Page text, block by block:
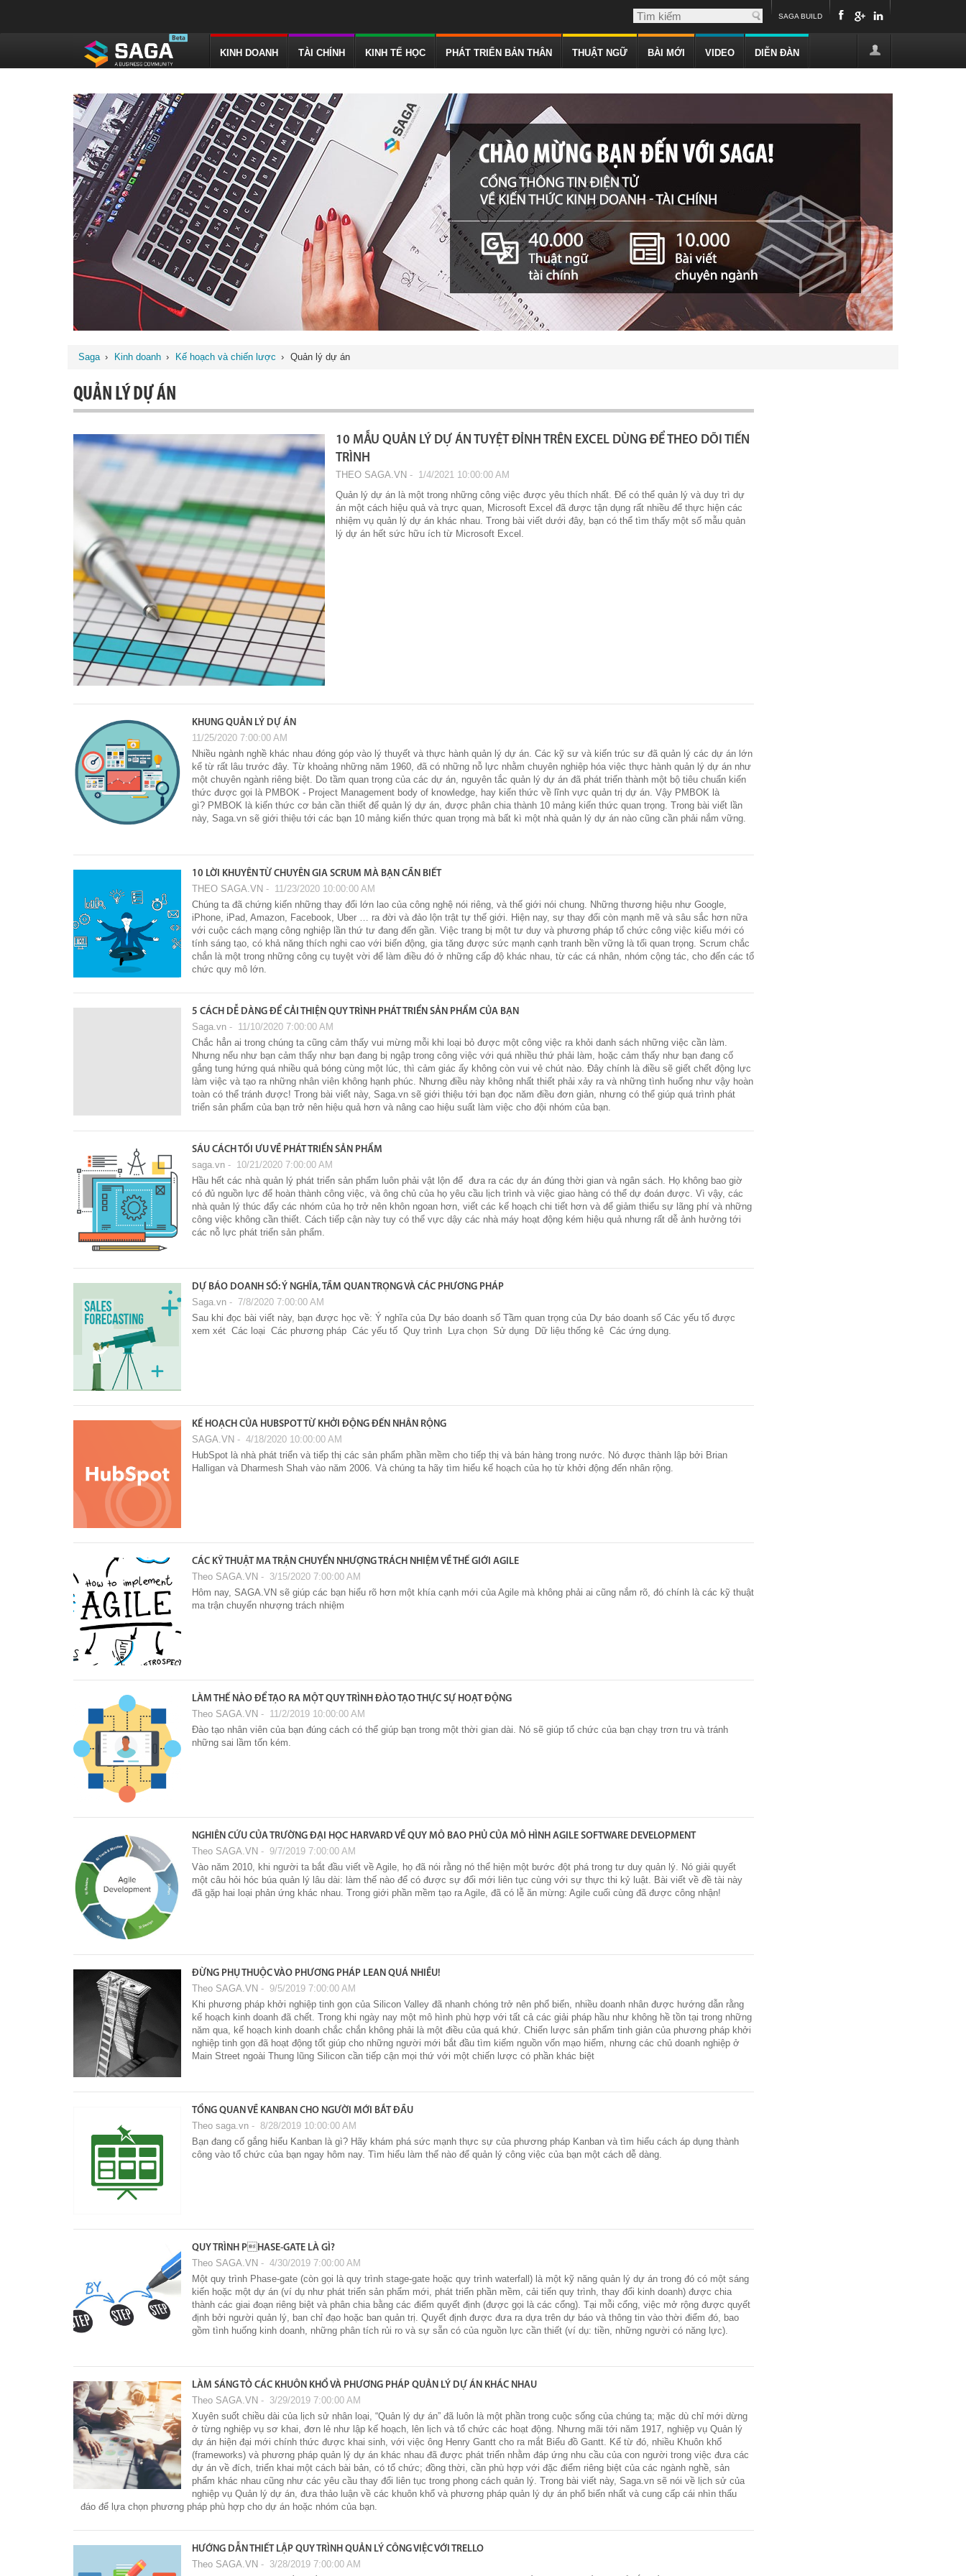
SAGA BUILD
KINH DOANH TÀI CHÍNH KINH TẾ HỌC PHÁT TRIỂN BẢN THÂN THUẬT NGỮ BÀI MỚI VIDEO DIỄN ĐÀN
Saga › Kinh doanh › Kế hoạch và chiến lược › Quản lý dự án
QUẢN LÝ DỰ ÁN
10 MẪU QUẢN LÝ DỰ ÁN TUYỆT ĐỈNH TRÊN EXCEL DÙNG ĐỂ THEO DÕI TIẾN
TRÌNH
THEO SAGA.VN ‐ 1/4/2021 10:00:00 AM
Quản lý dự án là một trong những công việc được yêu thích nhất. Để có thể quản lý và duy trì dự
án một cách hiệu quả và trực quan, Microsoft Excel đã được tận dụng rất nhiều để thực hiện các
nhiệm vụ quản lý dự án khác nhau. Trong bài viết dưới đây, bạn có thể tìm thấy một số mẫu quản
lý dự án hết sức hữu ích từ Microsoft Excel.
KHUNG QUẢN LÝ DỰ ÁN
11/25/2020 7:00:00 AM
Nhiều ngành nghề khác nhau đóng góp vào lý thuyết và thực hành quản lý dự án. Các kỹ sư và kiến ​​trúc sư đã quản lý các dự án lớn
kể từ rất lâu trước đây. Từ khoảng những năm 1960, đã có những nỗ lực nhằm chuyên nghiệp hóa việc thực hành quản lý dự án như
một chuyên ngành riêng biệt. Do tầm quan trọng của các dự án, nguyên tắc quản lý dự án đã phát triển thành một bộ tiêu chuẩn kiến
thức được gọi là PMBOK - Project Management body of knowledge, hay kiến thức về lĩnh vực quản trị dự án. Vậy PMBOK là
gì? PMBOK là kiến ​​thức cơ bản cần thiết để quản lý dự án, được phân chia thành 10 mảng kiến ​​thức quan trọng. Trong bài viết lần
này, Saga.vn sẽ giới thiệu tới các bạn 10 mảng kiến thức quan trọng mà bất kì một nhà quản lý dự án nào cũng cần phải nắm vững.
10 LỜI KHUYÊN TỪ CHUYÊN GIA SCRUM MÀ BẠN CẦN BIẾT
THEO SAGA.VN ‐ 11/23/2020 10:00:00 AM
Chúng ta đã chứng kiến những thay đổi lớn lao của công nghệ nói riêng, và thế giới nói chung. Những thương hiệu như Google,
iPhone, iPad, Amazon, Facebook, Uber … ra đời và đảo lộn trật tự thế giới. Hiện nay, sự thay đổi còn mạnh mẽ và sâu sắc hơn nữa
với cuộc cách mạng công nghiệp lần thứ tư đang đến gần. Việc trang bị một tư duy và phương pháp tổ chức công việc kiểu mới có
tính sáng tạo, có khả năng thích nghi cao với biến động, gia tăng được sức mạnh cạnh tranh bền vững là tối quan trọng. Scrum chắc
chắn là một trong những công cụ tuyệt vời để làm điều đó ở những cấp độ khác nhau, từ các cá nhân, nhóm cộng tác, cho đến các tổ
chức quy mô lớn.
5 CÁCH DỄ DÀNG ĐỂ CẢI THIỆN QUY TRÌNH PHÁT TRIỂN SẢN PHẨM CỦA BẠN
Saga.vn ‐ 11/10/2020 7:00:00 AM
Chắc hẳn ai trong chúng ta cũng cảm thấy vui mừng mỗi khi loại bỏ được một công việc ra khỏi danh sách những việc cần làm.
Nhưng nếu như bạn cảm thấy như bạn đang bị ngập trong công việc với quá nhiều thứ phải làm, hoặc cảm thấy như bạn đang cố
gắng tung hứng quá nhiều quả bóng cùng một lúc, thì cảm giác ấy không còn vui vẻ chút nào. Đây chính là điều sẽ giết chết động lực
làm việc và tạo ra những nhân viên không hạnh phúc. Nhưng điều này không nhất thiết phải xảy ra và những tình huống như vậy hoàn
toàn có thể tránh được! Trong bài viết này, Saga.vn sẽ giới thiệu tới bạn đọc năm điều đơn giản, nhưng có thể giúp quá trình phát
triển sản phẩm của bạn trở nên hiệu quả hơn và nâng cao hiệu suất làm việc cho đội nhóm của bạn.
SÁU CÁCH TỐI ƯU VỀ PHÁT TRIỂN SẢN PHẨM
saga.vn ‐ 10/21/2020 7:00:00 AM
Hầu hết các nhà quản lý phát triển sản phẩm luôn phải vật lộn để đưa ra các dự án đúng thời gian và ngân sách. Họ không bao giờ
có đủ nguồn lực để hoàn thành công việc, và ông chủ của họ yêu cầu lịch trình và việc giao hàng có thể dự đoán được. Vì vậy, các
nhà quản lý thúc đẩy các nhóm của họ trở nên khôn ngoan hơn, viết các kế hoạch chi tiết hơn và để giảm thiểu sự lãng phí và những
công việc không cần thiết. Cách tiếp cận này tuy có thể vực dậy các nhà máy hoạt động kém hiệu quả nhưng rất dễ ảnh hưởng tới
các nỗ lực phát triển sản phẩm.
DỰ BÁO DOANH SỐ: Ý NGHĨA, TẦM QUAN TRỌNG VÀ CÁC PHƯƠNG PHÁP
Saga.vn ‐ 7/8/2020 7:00:00 AM
Sau khi đọc bài viết này, bạn được học về: Ý nghĩa của Dự báo doanh số Tầm quan trọng của Dự báo doanh số Các yếu tố được
xem xét Các loại Các phương pháp Các yếu tố Quy trình Lựa chọn Sử dụng Dữ liệu thống kê Các ứng dụng.
KẾ HOẠCH CỦA HUBSPOT TỪ KHỞI ĐỘNG ĐẾN NHÂN RỘNG
SAGA.VN ‐ 4/18/2020 10:00:00 AM
HubSpot là nhà phát triển và tiếp thị các sản phẩm phần mềm cho tiếp thị và bán hàng trong nước. Nó được thành lập bởi Brian
Halligan và Dharmesh Shah vào năm 2006. Và chúng ta hãy tìm hiểu kế hoạch của họ từ khởi động đến nhân rộng.
CÁC KỸ THUẬT MA TRẬN CHUYỂN NHƯỢNG TRÁCH NHIỆM VỀ THẾ GIỚI AGILE
Theo SAGA.VN ‐ 3/15/2020 7:00:00 AM
Hôm nay, SAGA.VN sẽ giúp các bạn hiểu rõ hơn một khía cạnh mới của Agile mà không phải ai cũng nắm rõ, đó chính là các kỹ thuật
ma trận chuyển nhượng trách nhiệm
LÀM THẾ NÀO ĐỂ TẠO RA MỘT QUY TRÌNH ĐÀO TẠO THỰC SỰ HOẠT ĐỘNG
Theo SAGA.VN ‐ 11/2/2019 10:00:00 AM
Đào tạo nhân viên của bạn đúng cách có thể giúp bạn trong một thời gian dài. Nó sẽ giúp tổ chức của bạn chạy trơn tru và tránh
những sai lầm tốn kém.
NGHIÊN CỨU CỦA TRƯỜNG ĐẠI HỌC HARVARD VỀ QUY MÔ BAO PHỦ CỦA MÔ HÌNH AGILE SOFTWARE DEVELOPMENT
Theo SAGA.VN ‐ 9/7/2019 7:00:00 AM
Vào năm 2010, khi người ta bắt đầu viết về Agile, họ đã nói rằng nó thể hiện một bước đột phá trong tư duy quản lý. Nó giải quyết
một câu hỏi hóc búa quản lý lâu dài: làm thế nào để có được sự đổi mới liên tục cùng với sự thực thi kỷ luật. Bài viết về đề tài này
đã gặp hai loại phản ứng khác nhau. Trong giới phần mềm tạo ra Agile, đã có lễ ăn mừng: Agile cuối cùng đã được công nhận!
ĐỪNG PHỤ THUỘC VÀO PHƯƠNG PHÁP LEAN QUÁ NHIỀU!
Theo SAGA.VN ‐ 9/5/2019 7:00:00 AM
Khi phương pháp khởi nghiệp tinh gọn của Silicon Valley đã nhanh chóng trở nên phổ biến, nhiều doanh nhân được hướng dẫn rằng
kế hoạch kinh doanh đã chết. Trong khi ngày nay một mô hình phù hợp với tất cả các giải pháp hầu như không hề tồn tại trong những
năm qua, kế hoạch kinh doanh chắc chắn không phải là một điều của quá khứ. Chiến lược sản phẩm tinh giản của phương pháp khởi
nghiệp tinh gọn đã hoạt động tốt giúp cho những người mới bắt đầu tìm kiếm nguồn vốn mạo hiểm, nhưng các chủ doanh nghiệp ở
Main Street ngoài Thung lũng Silicon cần tiếp cận mọi thứ với một chiến lược có phần khác biệt
TỔNG QUAN VỀ KANBAN CHO NGƯỜI MỚI BẮT ĐẦU
Theo saga.vn ‐ 8/28/2019 10:00:00 AM
Bạn đang cố gắng hiểu Kanban là gì? Hãy khám phá sức mạnh thực sự của phương pháp Kanban và tìm hiểu cách áp dụng thành
công vào tổ chức của bạn ngay hôm nay. Tìm hiểu làm thế nào để quản lý công việc của bạn một cách dễ dàng.
QUY TRÌNH PHASE-GATE LÀ GÌ?
Theo SAGA.VN ‐ 4/30/2019 7:00:00 AM
Một quy trình Phase-gate (còn gọi là quy trình stage-gate hoặc quy trình waterfall) là một kỹ năng quản lý dự án trong đó có một sáng
kiến ​​hoặc một dự án (ví dụ như phát triển sản phẩm mới, phát triển phần mềm, cải tiến quy trình, thay đổi kinh doanh) được chia
thành các giai đoạn riêng biệt và phân chia bằng các điểm quyết định (được gọi là các cổng). Tại mỗi cổng, việc mở rộng được quyết
định bởi người quản lý, ban chỉ đạo hoặc ban quản trị. Quyết định được đưa ra dựa trên dự báo và thông tin vào thời điểm đó, bao
gồm tình huống kinh doanh, những phân tích rủi ro và sự sẵn có của nguồn lực cần thiết (ví dụ: tiền, những người có năng lực).
LÀM SÁNG TỎ CÁC KHUÔN KHỔ VÀ PHƯƠNG PHÁP QUẢN LÝ DỰ ÁN KHÁC NHAU
Theo SAGA.VN ‐ 3/29/2019 7:00:00 AM
Xuyên suốt chiều dài của lịch sử nhân loại, “Quản lý dự án” đã luôn là một phần trong cuộc sống của chúng ta; mặc dù chỉ mới dừng
ở từng nghiệp vụ sơ khai, đơn lẻ như lập kế hoạch, lên lịch và tổ chức các hoạt động. Nhưng mãi tới năm 1917, nghiệp vụ Quản lý
dự án hiện đại mới chính thức được khai sinh, với việc ông Henry Gantt cho ra mắt Biểu đồ Gantt. Kể từ đó, nhiều Khuôn khổ
(frameworks) và phương pháp quản lý dự án khác nhau đã được phát triển nhằm đáp ứng nhu cầu của con người trong việc đưa các
dự án về đích, triển khai một cách bài bản, có tổ chức; đồng thời, cần phù hợp với đặc điểm riêng biệt của các ngành nghề, sản
phẩm khác nhau cũng như các yêu cầu thay đổi liên tục trong phong cách quản lý. Trong bài viết này, Saga.vn sẽ nói về lịch sử của
nghiệp vụ Quản lý dự án, đưa thảo luận về các khuôn khổ và phương pháp quản lý dự án phổ biến nhất và cung cấp cái nhìn thấu
đáo để lựa chọn phương pháp phù hợp cho dự án hoặc nhóm của bạn.
HƯỚNG DẪN THIẾT LẬP QUY TRÌNH QUẢN LÝ CÔNG VIỆC VỚI TRELLO
Theo SAGA.VN ‐ 3/28/2019 7:00:00 AM